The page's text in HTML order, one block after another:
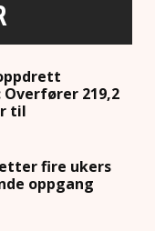
219,2
til
fire ukers
oppgang